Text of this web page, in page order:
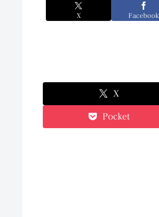
X Facebook
X
Pocket